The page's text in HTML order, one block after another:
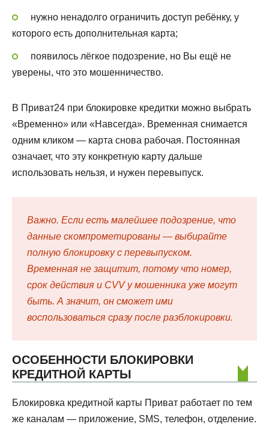
нужно ненадолго ограничить доступ ребёнку, у
которого есть дополнительная карта;
появилось лёгкое подозрение, но Вы ещё не
уверены, что это мошенничество.
В Приват24 при блокировке кредитки можно выбрать
«Временно» или «Навсегда». Временная снимается
одним кликом — карта снова рабочая. Постоянная
означает, что эту конкретную карту дальше
использовать нельзя, и нужен перевыпуск.
Важно. Если есть малейшее подозрение, что
данные скомпрометированы — выбирайте
полную блокировку с перевыпуском.
Временная не защитит, потому что номер,
срок действия и CVV у мошенника уже могут
быть. А значит, он сможет ими
воспользоваться сразу после разблокировки.
ОСОБЕННОСТИ БЛОКИРОВКИ
КРЕДИТНОЙ КАРТЫ
Блокировка кредитной карты Приват работает по тем
же каналам — приложение, SMS, телефон, отделение.